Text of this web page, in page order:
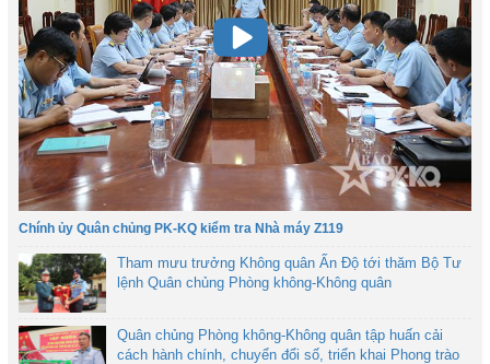
Chính ủy Quân chủng PK-KQ kiểm tra Nhà máy Z119
Tham mưu trưởng Không quân Ấn Độ tới thăm Bộ Tư
lệnh Quân chủng Phòng không-Không quân
Quân chủng Phòng không-Không quân tập huấn cải
cách hành chính, chuyển đổi số, triển khai Phong trào